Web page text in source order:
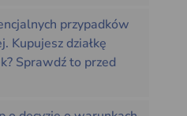
przypadków
Kupujesz działkę
Sprawdź to przed